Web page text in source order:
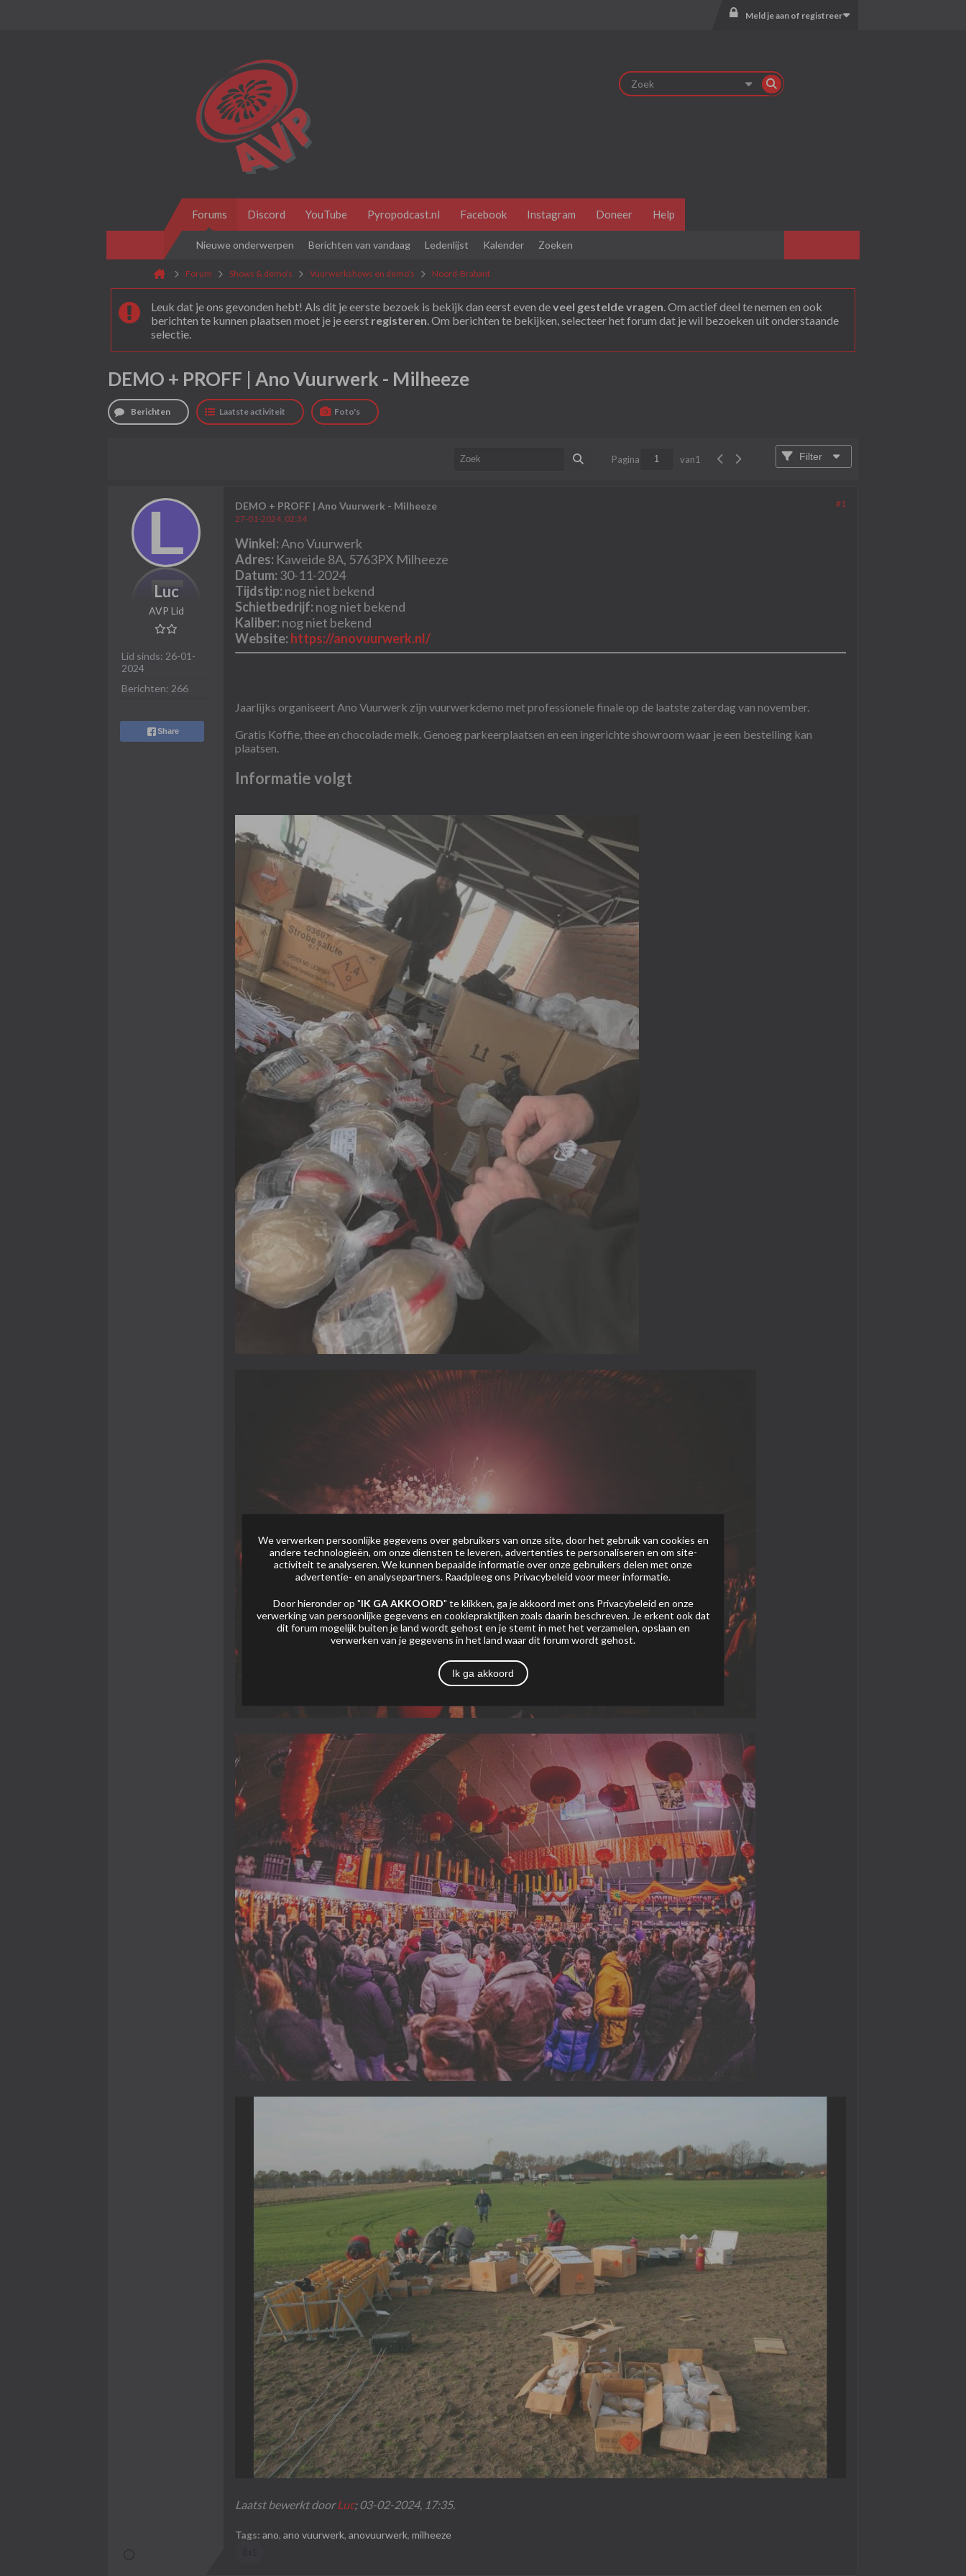
Meld je aan of registreer
Forums Discord YouTube Pyropodcast.nl Facebook Instagram Doneer Help
Nieuwe onderwerpen Berichten van vandaag Ledenlijst Kalender Zoeken
Forum Shows & demo's Vuurwerkshows en demo's Noord-Brabant
Leuk dat je ons gevonden hebt! Als dit je eerste bezoek is bekijk dan eerst even deveel gestelde vragen. Om actief deel te nemen en ook
berichten te kunnen plaatsen moet je je eerst registeren. Om berichten te bekijken, selecteer het forum dat je wil bezoeken uit onderstaande
selectie.
DEMO + PROFF | Ano Vuurwerk - Milheeze
Berichten Laatste activiteit Foto's
Pagina van1 Filter
Luc
AVP Lid
Lid sinds: 26-01-
2024
Berichten: 266
Share
#1
DEMO + PROFF | Ano Vuurwerk - Milheeze
27-01-2024, 02:34
Winkel:Ano Vuurwerk
Adres: Kaweide 8A, 5763PX Milheeze
Datum: 30-11-2024
Tijdstip: nog niet bekend
Schietbedrijf: nog niet bekend
Kaliber: nog niet bekend
Website: https://anovuurwerk.nl/
Jaarlijks organiseert Ano Vuurwerk zijn vuurwerkdemo met professionele finale op de laatste zaterdag van november.
Gratis Koffie, thee en chocolade melk. Genoeg parkeerplaatsen en een ingerichte showroom waar je een bestelling kan
plaatsen.
Informatie volgt
Laatst bewerkt doorLuc;03-02-2024, 17:35.
Tags: ano,ano vuurwerk,anovuurwerk,milheeze
We verwerken persoonlijke gegevens over gebruikers van onze site, door het gebruik van cookies en
andere technologieën, om onze diensten te leveren, advertenties te personaliseren en om site-
activiteit te analyseren. We kunnen bepaalde informatie over onze gebruikers delen met onze
advertentie- en analysepartners. Raadpleeg ons Privacybeleid voor meer informatie.
Door hieronder op "IK GA AKKOORD" te klikken, ga je akkoord met ons Privacybeleid en onze
verwerking van persoonlijke gegevens en cookiepraktijken zoals daarin beschreven. Je erkent ook dat
dit forum mogelijk buiten je land wordt gehost en je stemt in met het verzamelen, opslaan en
verwerken van je gegevens in het land waar dit forum wordt gehost.
Ik ga akkoord